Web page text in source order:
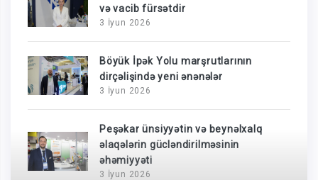
və vacib fürsətdir
3 İyun 2026
Böyük İpək Yolu marşrutlarının
dirçəlişində yeni ənənələr
3 İyun 2026
Peşəkar ünsiyyətin və beynəlxalq
əlaqələrin gücləndirilməsinin
əhəmiyyəti
3 İyun 2026